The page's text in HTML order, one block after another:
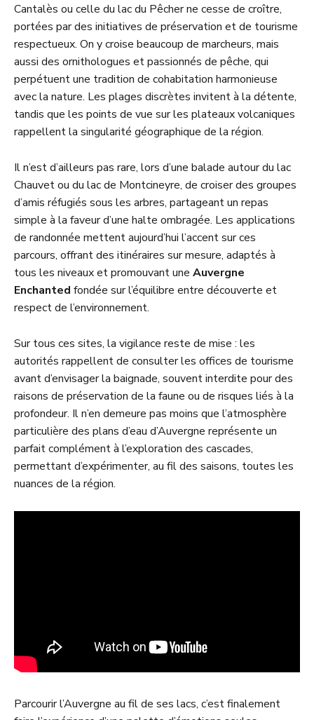
Cantalès ou celle du lac du Pêcher ne cesse de croître,
portées par des initiatives de préservation et de tourisme
respectueux. On y croise beaucoup de marcheurs, mais
aussi des ornithologues et passionnés de pêche, qui
perpétuent une tradition de cohabitation harmonieuse
avec la nature. Les plages discrètes invitent à la détente,
tandis que les points de vue sur les plateaux volcaniques
rappellent la singularité géographique de la région.
Il n’est d’ailleurs pas rare, lors d’une balade autour du lac
Chauvet ou du lac de Montcineyre, de croiser des groupes
d’amis réfugiés sous les arbres, partageant un repas
simple à la faveur d’une halte ombragée. Les applications
de randonnée mettent aujourd’hui l’accent sur ces
parcours, offrant des itinéraires sur mesure, adaptés à
tous les niveaux et promouvant une Auvergne
Enchanted fondée sur l’équilibre entre découverte et
respect de l’environnement.
Sur tous ces sites, la vigilance reste de mise : les
autorités rappellent de consulter les offices de tourisme
avant d’envisager la baignade, souvent interdite pour des
raisons de préservation de la faune ou de risques liés à la
profondeur. Il n’en demeure pas moins que l’atmosphère
particulière des plans d’eau d’Auvergne représente un
parfait complément à l’exploration des cascades,
permettant d’expérimenter, au fil des saisons, toutes les
nuances de la région.
Parcourir l’Auvergne au fil de ses lacs, c’est finalement